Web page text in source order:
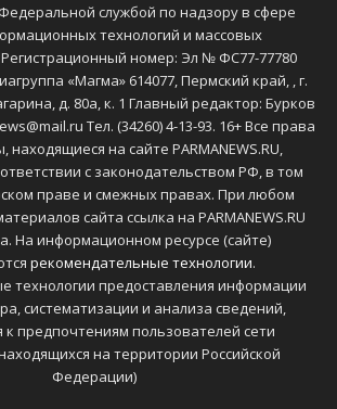
Федеральной службой по надзору в сфере
технологий и массовых
номер: Эл № ФС77-77780
«Магма» 614077, Пермский край, , г.
д. 80а, к. 1 Главный редактор: Бурков
Тел. (34260) 4-13-93. 16+ Все права
на сайте PARMANEWS.RU,
с законодательством РФ, в том
праве и смежных правах. При любом
сайта ссылка на PARMANEWS.RU
На информационном ресурсе (сайте)
рекомендательные технологии.
технологии предоставления информации
систематизации и анализа сведений,
к предпочтениям пользователей сети
на территории Российской
Федерации)